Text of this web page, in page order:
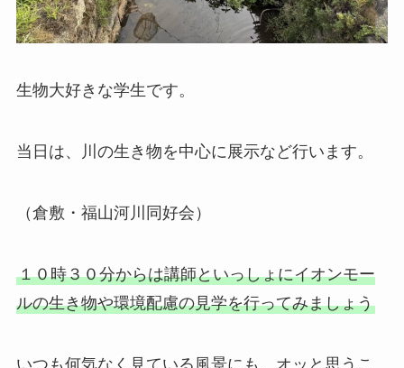
生物大好きな学生です。
当日は、川の生き物を中心に展示など行います。
（倉敷・福山河川同好会）
１０時３０分からは講師といっしょにイオンモー
ルの生き物や環境配慮の見学を行ってみましょう
いつも何気なく見ている風景にも、オッと思うこ